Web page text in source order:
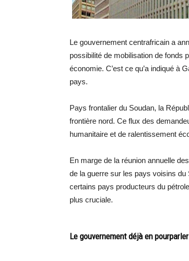
Le gouvernement centrafricain a
possibilité de mobilisation de fonds
économie. C’est ce qu’a indiqué à
pays.
Pays frontalier du Soudan, la
frontière nord. Ce flux des
humanitaire et de ralentissement
En marge de la réunion annuelle
de la guerre sur les pays voisins du
certains pays producteurs du
plus cruciale.
Le gouvernement déjà en